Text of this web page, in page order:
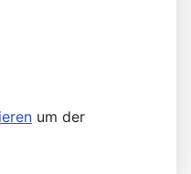
um der